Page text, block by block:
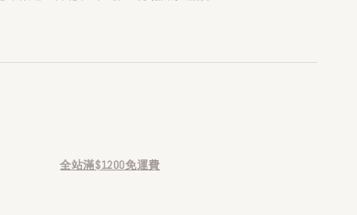
全站滿$1200免運費